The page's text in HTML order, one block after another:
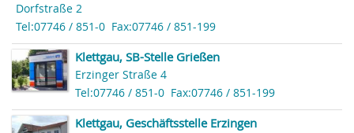
Dorfstraße 2
Tel:07746 / 851-0 Fax:07746 / 851-199
Klettgau, SB-Stelle Grießen
Erzinger Straße 4
Tel:07746 / 851-0 Fax:07746 / 851-199
Klettgau, Geschäftsstelle Erzingen